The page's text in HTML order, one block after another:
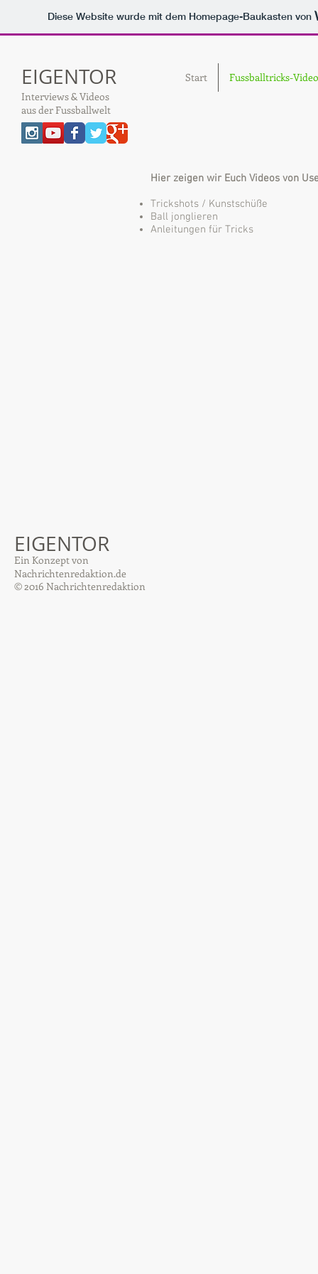
Diese Website wurde mit dem Homepage-Baukasten von
EIGENTOR
Interviews & Videos
aus der Fussballwelt
Start Fussballtricks-
Hier zeigen wir Euch Videos von
Trickshots / Kunstschüße
Ball jonglieren
Anleitungen für Tricks
© 2016 Nachrichtenredaktion
Ein Konzept von
Nachrichtenredaktion.de
EIGENTOR